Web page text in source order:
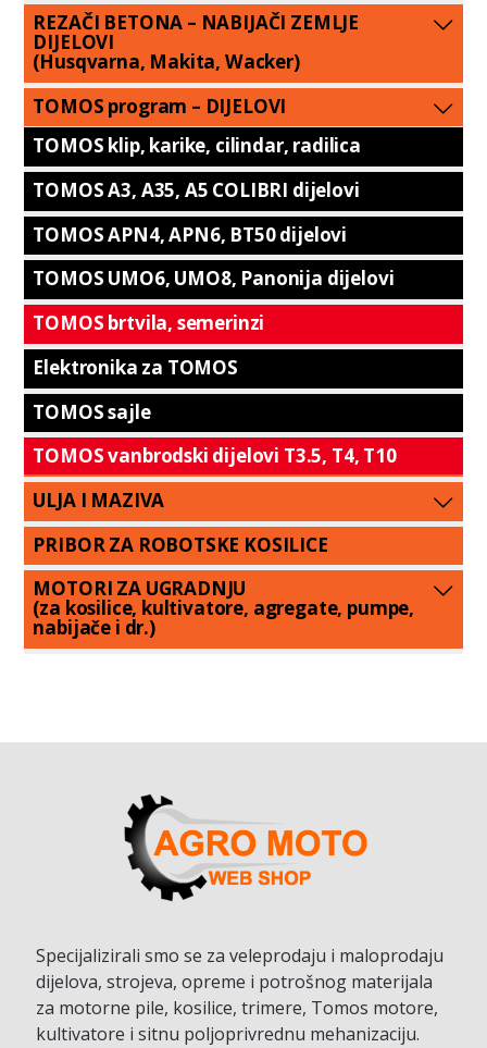
REZAČI BETONA – NABIJAČI ZEMLJE
DIJELOVI
(Husqvarna, Makita, Wacker)
TOMOS program – DIJELOVI
TOMOS klip, karike, cilindar, radilica
TOMOS A3, A35, A5 COLIBRI dijelovi
TOMOS APN4, APN6, BT50 dijelovi
TOMOS UMO6, UMO8, Panonija dijelovi
TOMOS brtvila, semerinzi
Elektronika za TOMOS
TOMOS sajle
TOMOS vanbrodski dijelovi T3.5, T4, T10
ULJA I MAZIVA
PRIBOR ZA ROBOTSKE KOSILICE
MOTORI ZA UGRADNJU
(za kosilice, kultivatore, agregate, pumpe,
nabijače i dr.)
Specijalizirali smo se za veleprodaju i maloprodaju
dijelova, strojeva, opreme i potrošnog materijala
za motorne pile, kosilice, trimere, Tomos motore,
kultivatore i sitnu poljoprivrednu mehanizaciju.